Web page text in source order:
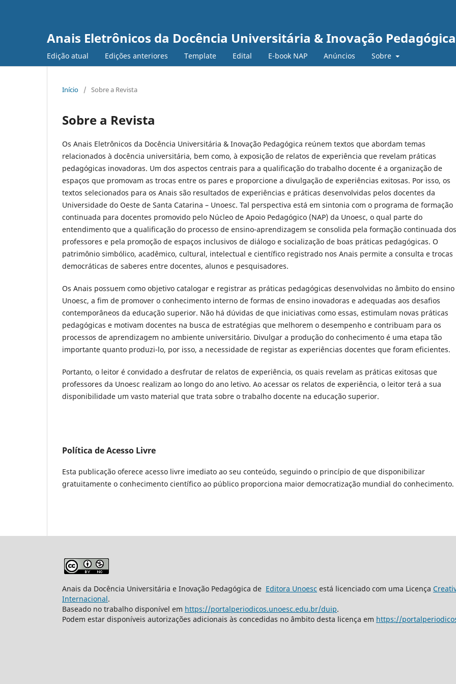
Anais Eletrônicos da Docência Universitária & Inovação Pedagógica
Edição atual Edições anteriores Template Edital E-book NAP Anúncios Sobre
Início / Sobre a Revista
Sobre a Revista
Os Anais Eletrônicos da Docência Universitária & Inovação Pedagógica reúnem textos que abordam temas
relacionados à docência universitária, bem como, à exposição de relatos de experiência que revelam práticas
pedagógicas inovadoras. Um dos aspectos centrais para a qualificação do trabalho docente é a organização de
espaços que promovam as trocas entre os pares e proporcione a divulgação de experiências exitosas. Por isso, os
textos selecionados para os Anais são resultados de experiências e práticas desenvolvidas pelos docentes da
Universidade do Oeste de Santa Catarina – Unoesc. Tal perspectiva está em sintonia com o programa de formação
continuada para docentes promovido pelo Núcleo de Apoio Pedagógico (NAP) da Unoesc, o qual parte do
entendimento que a qualificação do processo de ensino-aprendizagem se consolida pela formação continuada dos
professores e pela promoção de espaços inclusivos de diálogo e socialização de boas práticas pedagógicas. O
patrimônio simbólico, acadêmico, cultural, intelectual e científico registrado nos Anais permite a consulta e trocas
democráticas de saberes entre docentes, alunos e pesquisadores.
Os Anais possuem como objetivo catalogar e registrar as práticas pedagógicas desenvolvidas no âmbito do ensino
Unoesc, a fim de promover o conhecimento interno de formas de ensino inovadoras e adequadas aos desafios
contemporâneos da educação superior. Não há dúvidas de que iniciativas como essas, estimulam novas práticas
pedagógicas e motivam docentes na busca de estratégias que melhorem o desempenho e contribuam para os
processos de aprendizagem no ambiente universitário. Divulgar a produção do conhecimento é uma etapa tão
importante quanto produzi-lo, por isso, a necessidade de registar as experiências docentes que foram eficientes.
Portanto, o leitor é convidado a desfrutar de relatos de experiência, os quais revelam as práticas exitosas que
professores da Unoesc realizam ao longo do ano letivo. Ao acessar os relatos de experiência, o leitor terá a sua
disponibilidade um vasto material que trata sobre o trabalho docente na educação superior.
Política de Acesso Livre
Esta publicação oferece acesso livre imediato ao seu conteúdo, seguindo o princípio de que disponibilizar
gratuitamente o conhecimento científico ao público proporciona maior democratização mundial do conhecimento.
Anais da Docência Universitária e Inovação Pedagógica de Editora Unoesc está licenciado com uma Licença
Internacional.
Baseado no trabalho disponível em https://portalperiodicos.unoesc.edu.br/duip.
Podem estar disponíveis autorizações adicionais às concedidas no âmbito desta licença em https://